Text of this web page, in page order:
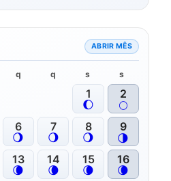
ABRIR MÊS
q q s s
1
🌔
2
🌕
6
🌖
7
🌖
8
🌖
9
🌗
13
🌘
14
🌘
15
🌘
16
🌘